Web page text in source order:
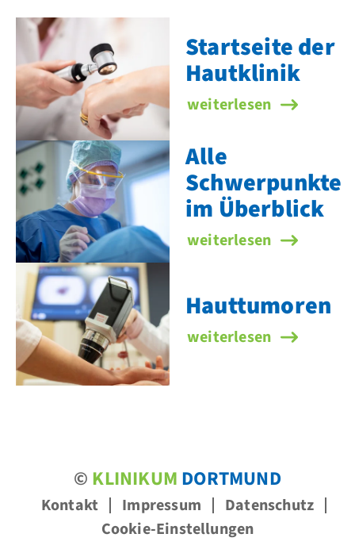
Startseite der
Hautklinik
Startseite der
weiterlesen
Alle
Schwerpunkte
im Überblick
Alle Schwerpunkte im
weiterlesen
Hauttumoren
Hauttumoren
weiterlesen
© KLINIKUM DORTMUND
Kontakt Impressum
Datenschutz
Cookie-Einstellungen